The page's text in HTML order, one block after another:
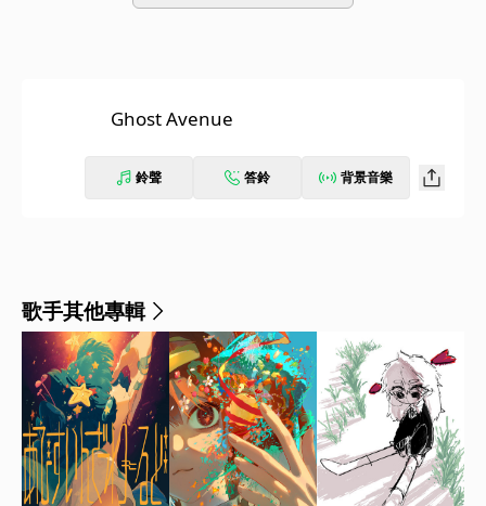
Ghost Avenue
鈴聲 答鈴 背景音樂
歌手其他專輯